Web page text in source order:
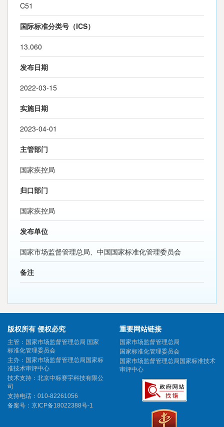
C51
国际标准分类号（ICS）
13.060
发布日期
2022-03-15
实施日期
2023-04-01
主管部门
国家疾控局
归口部门
国家疾控局
发布单位
国家市场监督管理总局、中国国家标准化管理委员会
备注
版权所有 侵权必究
主管：国家市场监督管理总局 国家
标准化管理委员会
主办：国家市场监督管理总局国家标
准技术审评中心
技术支持：北京中标赛宇科技有限公
司
支持电话：010-82261056
备案号： 京ICP备18022388号-1
重要网站链接
国家市场监督管理总局
国家标准化管理委员会
国家市场监督管理总局国家标准技术
审评中心